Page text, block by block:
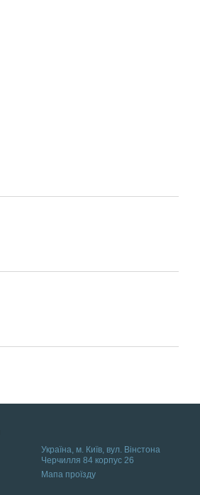
Українa, м. Київ, вул. Вінстона
Черчилля 84 корпус 26
Мапа проїзду